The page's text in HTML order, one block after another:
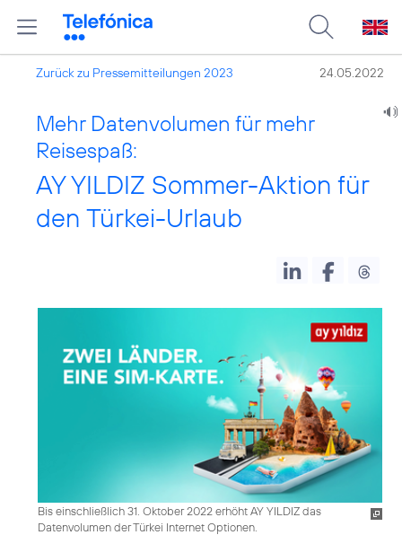
Zurück zu Pressemitteilungen 2023 24.05.2022
Mehr Datenvolumen für mehr
Reisespaß:
AY YILDIZ Sommer-Aktion für
den Türkei-Urlaub
Bis einschließlich 31. Oktober 2022 erhöht AY YILDIZ das
Datenvolumen der Türkei Internet Optionen.